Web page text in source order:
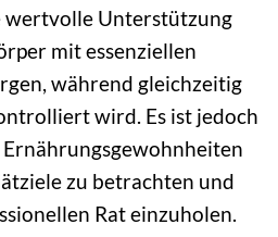
wertvolle Unterstützung
mit essenziellen
während gleichzeitig
wird. Es ist jedoch
zu betrachten und
Rat einzuholen.